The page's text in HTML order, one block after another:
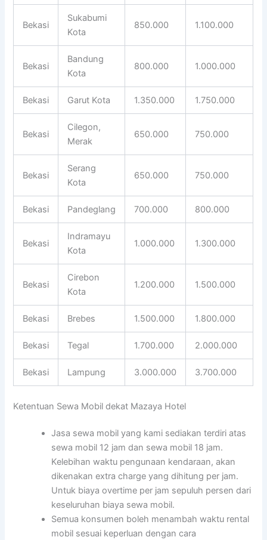
Bekasi
Sukabumi
Kota
850.000 1.100.000
Bekasi
Bandung
Kota
800.000 1.000.000
Bekasi Garut Kota 1.350.000 1.750.000
Bekasi
Cilegon,
Merak
650.000 750.000
Bekasi
Serang
Kota
650.000 750.000
Bekasi Pandeglang 700.000 800.000
Bekasi
Indramayu
Kota
1.000.000 1.300.000
Bekasi
Cirebon
Kota
1.200.000 1.500.000
Bekasi Brebes 1.500.000 1.800.000
Bekasi Tegal 1.700.000 2.000.000
Bekasi Lampung 3.000.000 3.700.000
Ketentuan Sewa Mobil dekat Mazaya Hotel
Jasa sewa mobil yang kami sediakan terdiri atas
sewa mobil 12 jam dan sewa mobil 18 jam.
Kelebihan waktu pengunaan kendaraan, akan
dikenakan extra charge yang dihitung per jam.
Untuk biaya overtime per jam sepuluh persen dari
keseluruhan biaya sewa mobil.
Semua konsumen boleh menambah waktu rental
mobil sesuai keperluan dengan cara